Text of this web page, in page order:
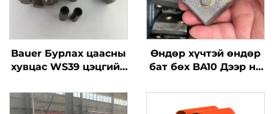
Bauer Бурлах цаасны
хувцас WS39 цэцгийн
фундаментын
ажилын хэрэгслүүд
Өндөр хүчтэй өндөр
бат бөх BA10 Дээр нь
зээрэнцүүдийн сав
Суурь хийх үед